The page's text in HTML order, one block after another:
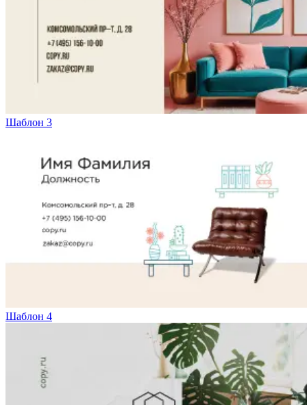
Портфолио
Франшиза
Шаблон 3
Шаблон 4